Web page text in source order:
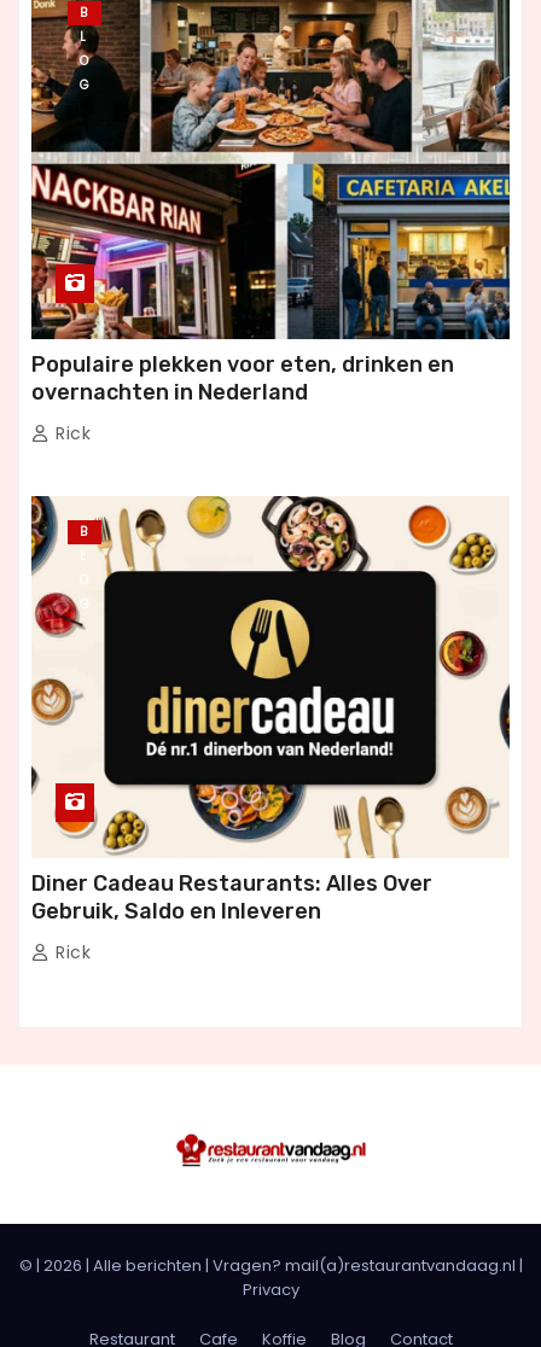
B
L
O
G
Populaire plekken voor eten, drinken en
overnachten in Nederland
Rick
B
L
O
G
Diner Cadeau Restaurants: Alles Over
Gebruik, Saldo en Inleveren
Rick
© | 2026 | Alle berichten | Vragen? mail(a)restaurantvandaag.nl |
Privacy
Restaurant Cafe Koffie Blog Contact